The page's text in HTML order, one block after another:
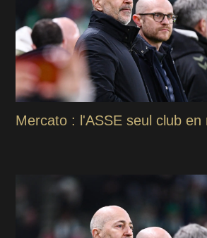
Mercato : l'ASSE seul club en